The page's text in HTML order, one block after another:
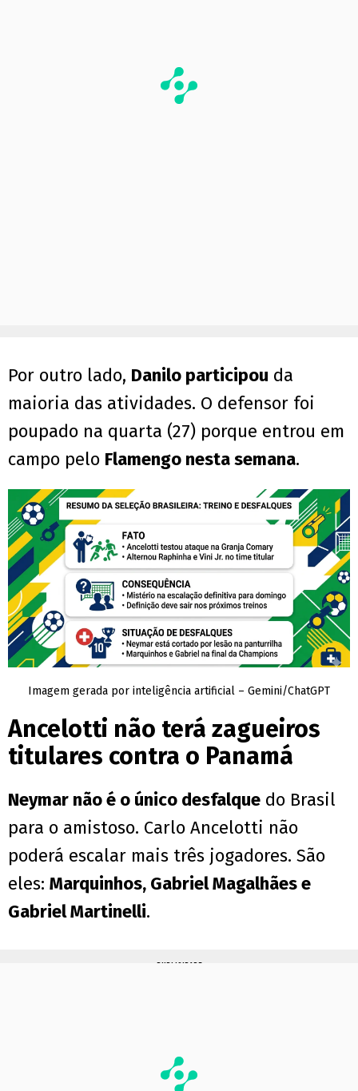
Por outro lado, Danilo participou da
maioria das atividades. O defensor foi
poupado na quarta (27) porque entrou em
campo pelo Flamengo nesta semana.
Imagem gerada por inteligência artificial – Gemini/ChatGPT
Ancelotti não terá zagueiros
titulares contra o Panamá
Neymar não é o único desfalque do Brasil
para o amistoso. Carlo Ancelotti não
poderá escalar mais três jogadores. São
eles: Marquinhos, Gabriel Magalhães e
Gabriel Martinelli.
PUBLICIDADE